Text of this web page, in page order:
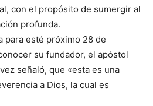
con el propósito de sumergir al
profunda.
para esté próximo 28 de
su fundador, el apóstol
señaló, que «esta es una
a Dios, la cual es